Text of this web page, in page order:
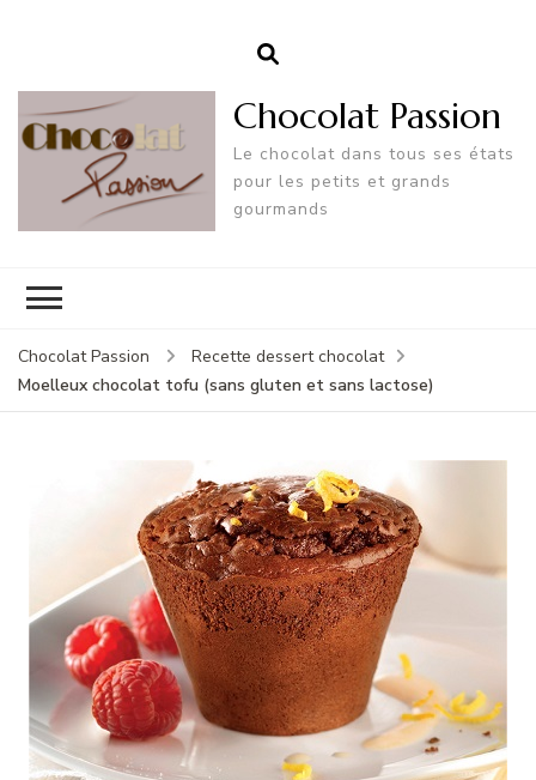
Chocolat Passion
Le chocolat dans tous ses états
pour les petits et grands
gourmands
Chocolat Passion
Recette dessert chocolat
Moelleux chocolat tofu (sans gluten et sans lactose)